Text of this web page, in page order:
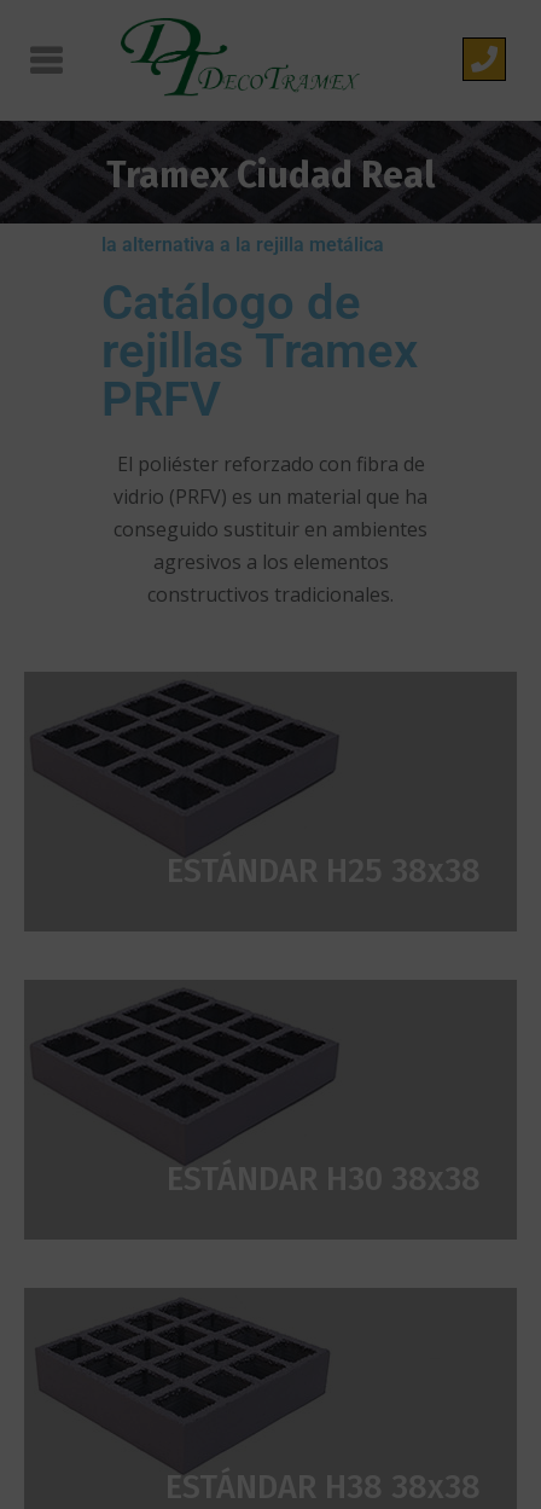
Tramex Ciudad Real
la alternativa a la rejilla metálica
Catálogo de
rejillas Tramex
PRFV
El poliéster reforzado con fibra de
vidrio (PRFV) es un material que ha
conseguido sustituir en ambientes
agresivos a los elementos
constructivos tradicionales.
ESTÁNDAR H25 38x38
ESTÁNDAR H30 38x38
ESTÁNDAR H38 38x38